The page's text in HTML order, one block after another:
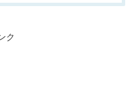
ク